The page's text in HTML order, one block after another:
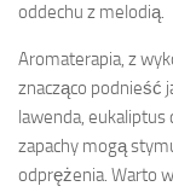
oddechu z melodią.
Aromaterapia, z
znacząco podnieść
lawenda, eukaliptus
zapachy mogą
odprężenia. Warto